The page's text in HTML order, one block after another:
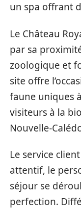
un spa offrant
Le Château
par sa
zoologique et
site offre
faune uniques
visiteurs à la
Nouvelle-
Le service
attentif, le
séjour se
perfection.